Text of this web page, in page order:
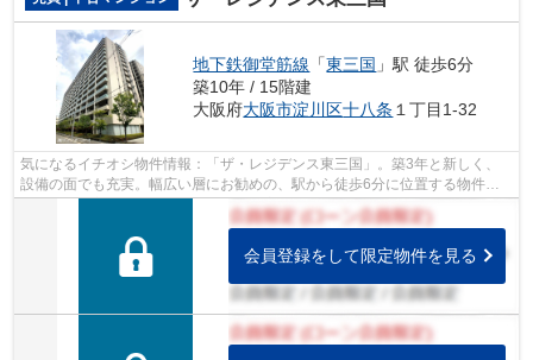
地下鉄御堂筋線 「東三国 」駅 徒歩6分
築10年 / 15階建
大阪府大阪市淀川区十八条 １丁目1-32
気になるイチオシ物件情報：「ザ・レジデンス東三国」。築3年と新しく、
設備の面でも充実。幅広い層にお勧めの、駅から徒歩6分に位置する物件で
す。多くの方に好評な、清潔感のある室...
会員登録をして限定物件を見る